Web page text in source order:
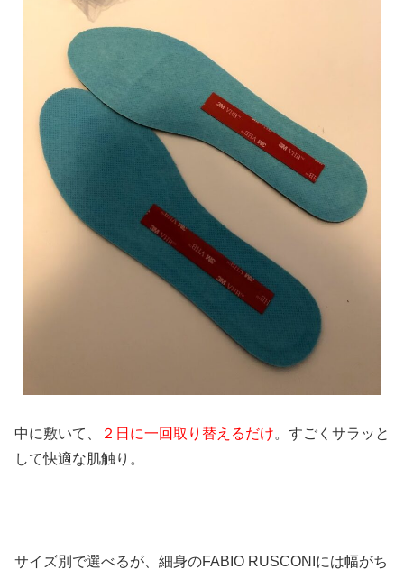
中に敷いて、 ２日に一回取り替えるだけ。すごくサラッと
して快適な肌触り。
サイズ別で選べるが、細身のFABIO RUSCONIには幅がち